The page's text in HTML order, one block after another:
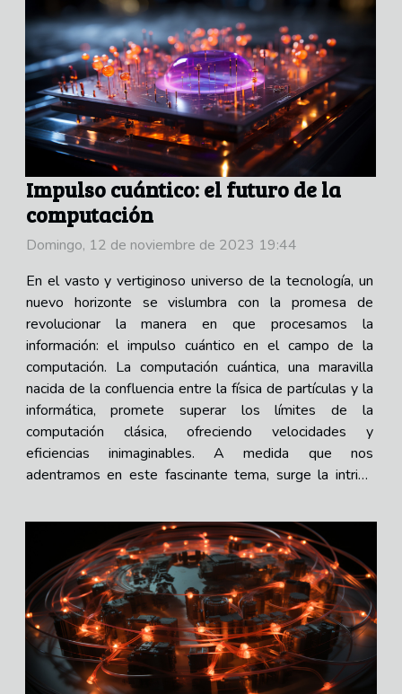
Impulso cuántico: el futuro de la
computación
Domingo, 12 de noviembre de 2023 19:44
En el vasto y vertiginoso universo de la tecnología, un
nuevo horizonte se vislumbra con la promesa de
revolucionar la manera en que procesamos la
información: el impulso cuántico en el campo de la
computación. La computación cuántica, una maravilla
nacida de la confluencia entre la física de partículas y la
informática, promete superar los límites de la
computación clásica, ofreciendo velocidades y
eficiencias inimaginables. A medida que nos
adentramos en este fascinante tema, surge la intriga
y cómo podría remodelar sectores enteros,...